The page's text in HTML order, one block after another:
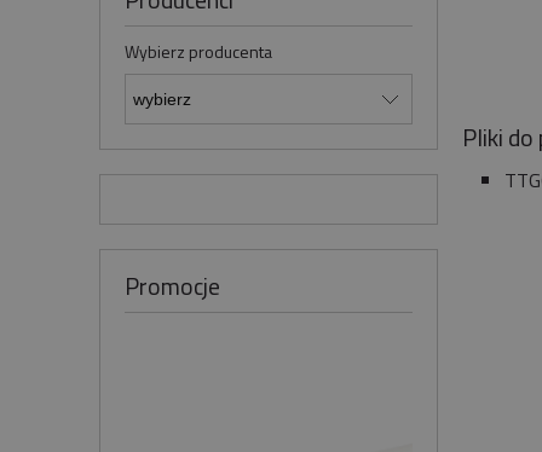
Wybierz producenta
Promocje
Pliki